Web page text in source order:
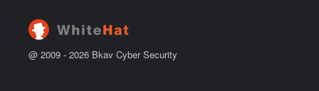
@ 2009 - 2026 Bkav Cyber Security